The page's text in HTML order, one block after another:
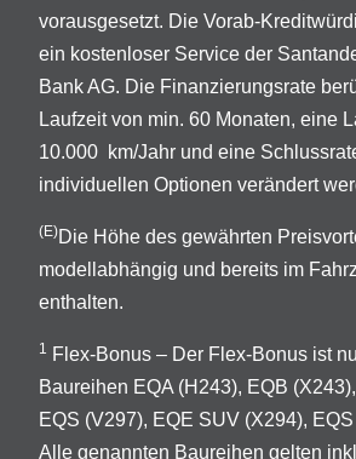
vorausgesetzt. Die Vorab-
ein kostenloser Service der
Bank AG. Die Finanzierungsrate
Laufzeit von min. 60 Monaten, eine
10.000 km/Jahr und eine
individuellen Optionen verändert
(E)Die Höhe des gewährten
modellabhängig und bereits im
enthalten.
1
Flex-Bonus – Der Flex-Bonus ist
Baureihen EQA (H243), EQB
EQS (V297), EQE SUV (X294),
Alle genannten Baureihen gelten